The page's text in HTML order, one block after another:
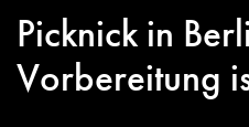
Picknick in
Vorbereitung